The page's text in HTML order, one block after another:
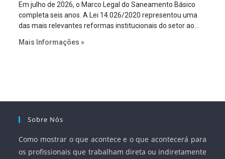
Em julho de 2026, o Marco Legal do Saneamento Básico
completa seis anos. A Lei 14.026/2020 representou uma
das mais relevantes reformas institucionais do setor ao
serviços, ampliar a participação da iniciativa privada,
Mais Informações »
Sobre Nós
Como mostrar o que acontece e o que acontecerá para
os profissionais que trabalham direta ou indiretamente